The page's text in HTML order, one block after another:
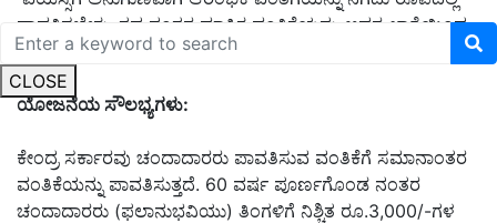
CLOSE
ಪಾವತಿಸಬೇಕು. ತದ ನಂತರ ಮಾಸಿಕ ವಂತಿಕೆಯನ್ನು ಅವರ ಖಾತೆಯಿಂದ
ಆಟೋ-ಡೆಬಿಟ್ ಮಾಡಲಾಗುವುದು.
ಯೋಜನೆಯ ಸೌಲಭ್ಯಗಳು:
ಕೇಂದ್ರ ಸರ್ಕಾರವು ಚಂದಾದಾರರು ಪಾವತಿಸುವ ವಂತಿಕೆಗೆ ಸಮಾನಾಂತರ
ವಂತಿಕೆಯನ್ನು ಪಾವತಿಸುತ್ತದೆ. 60 ವರ್ಷ ಪೂರ್ಣಗೊಂಡ ನಂತರ
ಚಂದಾದಾರರು (ಫಲಾನುಭವಿಯು) ತಿಂಗಳಿಗೆ ನಿಶ್ಚಿತ ರೂ.3,000/-ಗಳ